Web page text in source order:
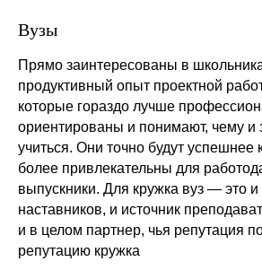
Вузы
Прямо заинтересованы в
продуктивный опыт проектной
которые гораздо лучше
ориентированы и понимают, чему и
учиться. Они точно будут успешнее
более привлекательны для
выпускники. Для кружка вуз — это и
наставников, и источник
и в целом партнер, чья репутация
репутацию кружка